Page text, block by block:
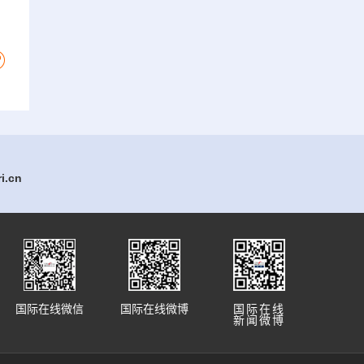
国际在线
新闻微博
国际在线微博
国际在线微信